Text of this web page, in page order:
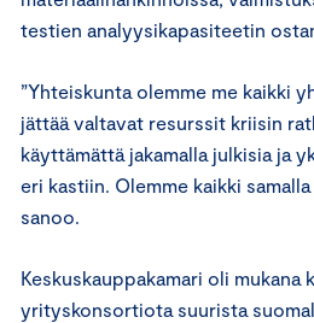
testien analyysikapasiteetin
”Yhteiskunta olemme me kaikki
jättää valtavat resurssit kriisin
käyttämättä jakamalla julkisia ja
eri kastiin. Olemme kaikki samalla
sanoo.
Keskuskauppakamari oli mukana
yrityskonsortiota suurista